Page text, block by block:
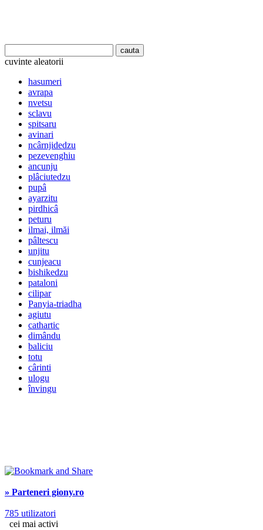
cuvinte aleatorii
hasumeri
avrapa
nvetsu
sclavu
spitsaru
avinari
ncârnjidedzu
pezevenghiu
ancunju
plâciutedzu
pupâ
ayarzitu
pirdhicâ
peturu
ilmai, ilmăi
pâltescu
unjitu
cunjeacu
bishikedzu
pataloni
cilipar
Panyia-triadha
agiutu
cathartic
dimându
baliciu
totu
cârinti
ulogu
învingu
» Parteneri giony.ro
785 utilizatori
cei mai activi